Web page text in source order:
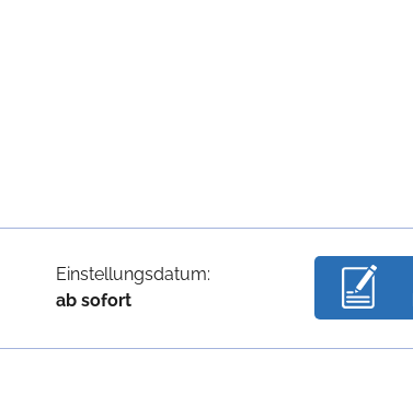
Einstellungsdatum:
ab sofort